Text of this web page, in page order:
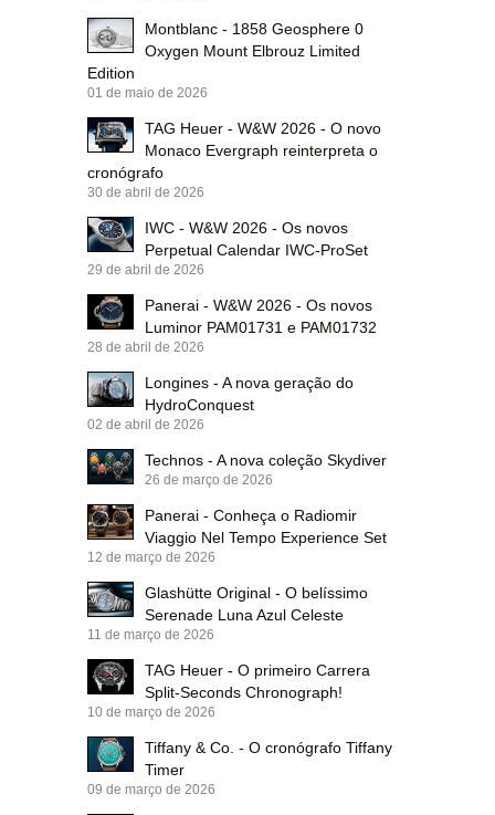
Montblanc - 1858 Geosphere 0
Oxygen Mount Elbrouz Limited
Edition
01 de maio de 2026
TAG Heuer - W&W 2026 - O novo
Monaco Evergraph reinterpreta o
cronógrafo
30 de abril de 2026
IWC - W&W 2026 - Os novos
Perpetual Calendar IWC-ProSet
29 de abril de 2026
Panerai - W&W 2026 - Os novos
Luminor PAM01731 e PAM01732
28 de abril de 2026
Longines - A nova geração do
HydroConquest
02 de abril de 2026
Technos - A nova coleção Skydiver
26 de março de 2026
Panerai - Conheça o Radiomir
Viaggio Nel Tempo Experience Set
12 de março de 2026
Glashütte Original - O belíssimo
Serenade Luna Azul Celeste
11 de março de 2026
TAG Heuer - O primeiro Carrera
Split-Seconds Chronograph!
10 de março de 2026
Tiffany & Co. - O cronógrafo Tiffany
Timer
09 de março de 2026